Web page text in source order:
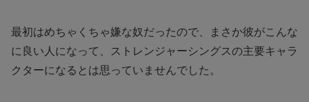
最初はめちゃくちゃ嫌な奴だったので、まさか彼がこんな
に良い人になって、ストレンジャーシングスの主要キャラ
クターになるとは思っていませんでした。